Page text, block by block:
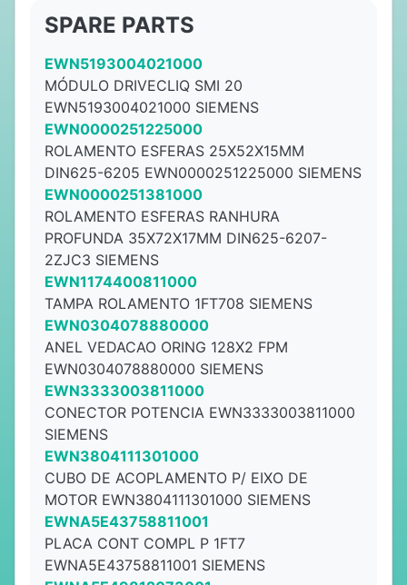
SPARE PARTS
EWN5193004021000
MÓDULO DRIVECLIQ SMI 20
EWN5193004021000 SIEMENS
EWN0000251225000
ROLAMENTO ESFERAS 25X52X15MM
DIN625-6205 EWN0000251225000 SIEMENS
EWN0000251381000
ROLAMENTO ESFERAS RANHURA
PROFUNDA 35X72X17MM DIN625-6207-
2ZJC3 SIEMENS
EWN1174400811000
TAMPA ROLAMENTO 1FT708 SIEMENS
EWN0304078880000
ANEL VEDACAO ORING 128X2 FPM
EWN0304078880000 SIEMENS
EWN3333003811000
CONECTOR POTENCIA EWN3333003811000
SIEMENS
EWN3804111301000
CUBO DE ACOPLAMENTO P/ EIXO DE
MOTOR EWN3804111301000 SIEMENS
EWNA5E43758811001
PLACA CONT COMPL P 1FT7
EWNA5E43758811001 SIEMENS